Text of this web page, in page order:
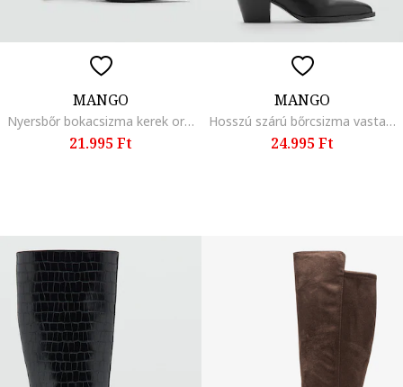
MANGO
Nyersbőr bokacsizma kerek orral, Fekete
21.995 Ft
MANGO
Hosszú szárú bőrcsizma vastag sarokkal, Fekete
24.995 Ft